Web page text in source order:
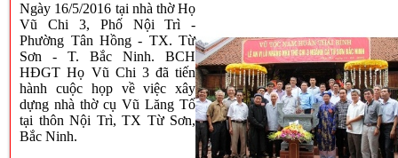
Ngày 16/5/2016 tại nhà thờ Họ
Vũ Chi 3, Phố Nội Trì -
Phường Tân Hồng - TX. Từ
Sơn - T. Bắc Ninh. BCH
HĐGT Họ Vũ Chi 3 đã tiến
hành cuộc họp về việcxây
dựng nhà thờ cụ Vũ Lăng Tố
tại thôn Nội Trì, TX Từ Sơn,
Bắc Ninh.